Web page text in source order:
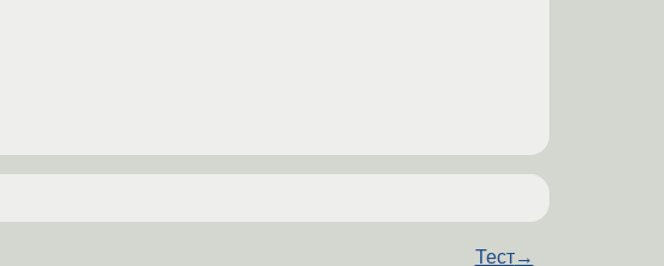
Тест→